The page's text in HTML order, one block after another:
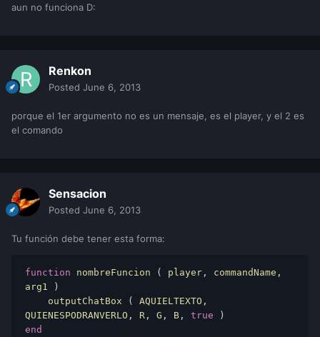
aun no funciona D:
Renkon
Posted June 6, 2013
porque el 1er argumento no es un mensaje, es el player, y el 2 es
el comando
Sensacion
Posted June 6, 2013
Tu función debe tener esta forma:
function nombreFuncion ( player , commandName
arg1
)
outputChatBox ( AQUIELTEXTO
QUIENESPODRANVERLO , R , G , B , true )
end